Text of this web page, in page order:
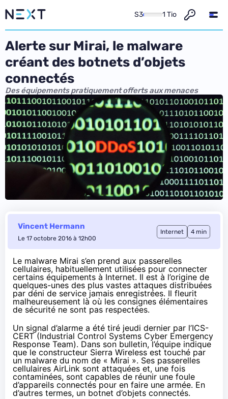
S3 1 Tio
Alerte sur Mirai, le malware
créant des botnets d’objets
connectés
Des équipements pratiquement offerts aux menaces
Vincent Hermann
Le 17 octobre 2016 à 12h00
Internet 4 min
Le malware Mirai s’en prend aux passerelles
cellulaires, habituellement utilisées pour connecter
certains équipements à Internet. Il est à l’origine de
quelques-unes des plus vastes attaques distribuées
par déni de service jamais enregistrées. Il fleurit
malheureusement là où les consignes élémentaires
de sécurité ne sont pas respectées.
Un signal d’alarme a été tiré jeudi dernier par l’ICS-
CERT (Industrial Control Systems Cyber Emergency
Response Team). Dans son bulletin, l’équipe indique
que le constructeur Sierra Wireless est touché par
un malware du nom de « Mirai ». Ses passerelles
cellulaires AirLink sont attaquées et, une fois
contaminées, sont capables de réunir une foule
d’appareils connectés pour en faire une armée. En
d’autres termes, un botnet d’objets connectés.